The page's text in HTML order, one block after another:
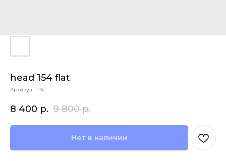
head 154 flat
Артикул: 1116
8 400 р. 9 800 р.
Нет в наличии